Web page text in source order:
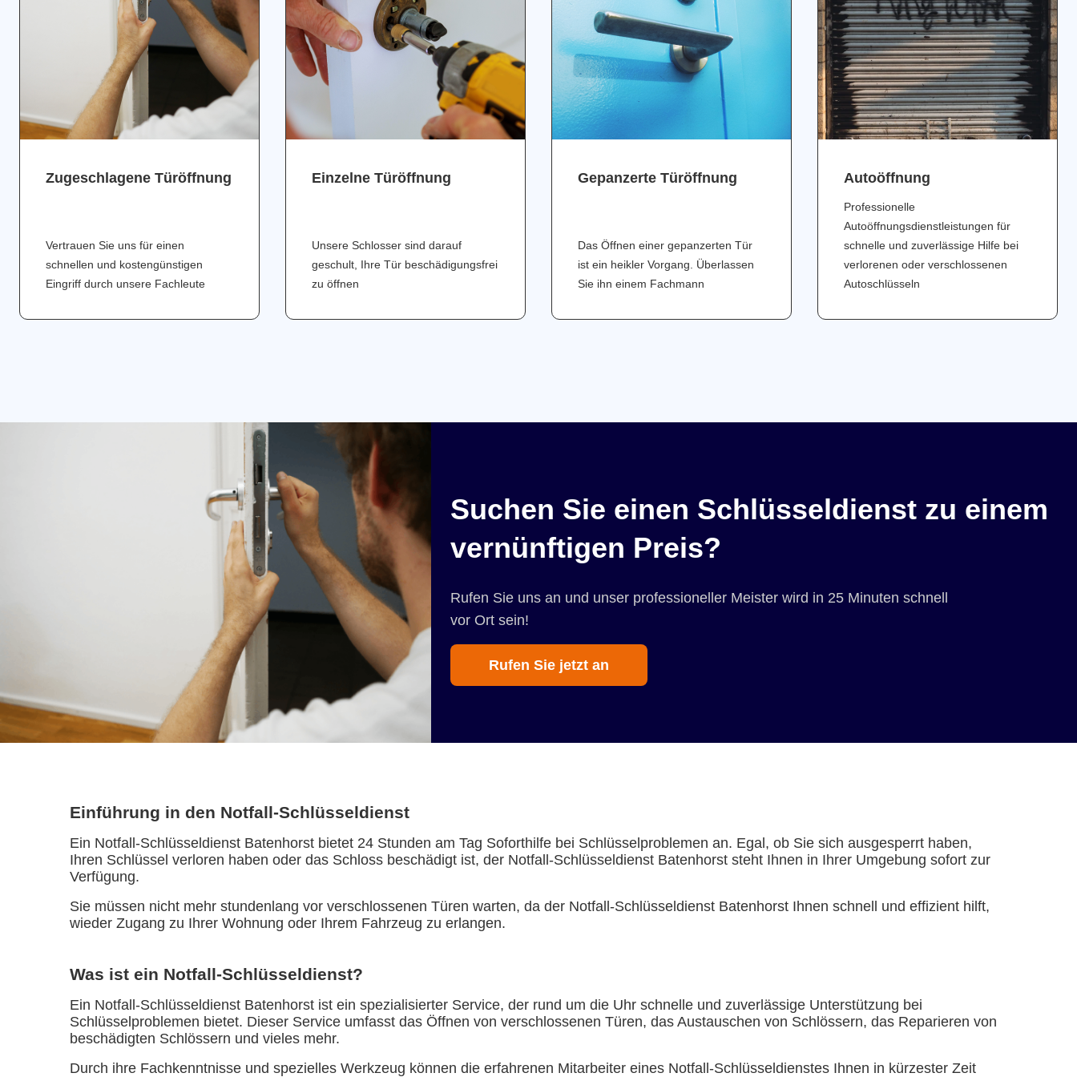
Zugeschlagene Türöffnung
Vertrauen Sie uns für einen
schnellen und kostengünstigen
Eingriff durch unsere Fachleute
Einzelne Türöffnung
Unsere Schlosser sind darauf
geschult, Ihre Tür beschädigungsfrei
zu öffnen
Gepanzerte Türöffnung
Das Öffnen einer gepanzerten Tür
ist ein heikler Vorgang. Überlassen
Sie ihn einem Fachmann
Аutoöffnung
Professionelle
Autoöffnungsdienstleistungen für
schnelle und zuverlässige Hilfe bei
verlorenen oder verschlossenen
Autoschlüsseln
Suchen Sie einen Schlüsseldienst zu einem
vernünftigen Preis?
Rufen Sie uns an und unser professioneller Meister wird in 25 Minuten schnell
vor Ort sein!
Rufen Sie jetzt an
Einführung in den Notfall-Schlüsseldienst
Ein Notfall-Schlüsseldienst Batenhorst bietet 24 Stunden am Tag Soforthilfe bei Schlüsselproblemen an. Egal, ob Sie sich ausgesperrt haben,
Ihren Schlüssel verloren haben oder das Schloss beschädigt ist, der Notfall-Schlüsseldienst Batenhorst steht Ihnen in Ihrer Umgebung sofort zur
Verfügung.
Sie müssen nicht mehr stundenlang vor verschlossenen Türen warten, da der Notfall-Schlüsseldienst Batenhorst Ihnen schnell und effizient hilft,
wieder Zugang zu Ihrer Wohnung oder Ihrem Fahrzeug zu erlangen.
Was ist ein Notfall-Schlüsseldienst?
Ein Notfall-Schlüsseldienst Batenhorst ist ein spezialisierter Service, der rund um die Uhr schnelle und zuverlässige Unterstützung bei
Schlüsselproblemen bietet. Dieser Service umfasst das Öffnen von verschlossenen Türen, das Austauschen von Schlössern, das Reparieren von
beschädigten Schlössern und vieles mehr.
Durch ihre Fachkenntnisse und spezielles Werkzeug können die erfahrenen Mitarbeiter eines Notfall-Schlüsseldienstes Ihnen in kürzester Zeit